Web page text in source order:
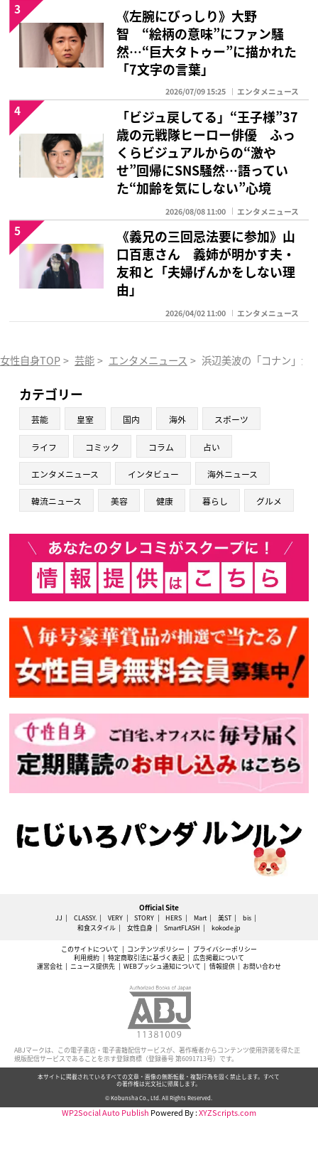
《左腕にびっしり》大野
智 “絵柄の意味”にファン騒
然…“巨大タトゥー”に描かれた
「7文字の言葉」
2026/07/09 15:25 エンタメニュース
3
「ビジュ戻してる」“王子様”37
歳の元戦隊ヒーロー俳優 ふっ
くらビジュアルからの“激や
せ”回帰にSNS騒然…語ってい
た“加齢を気にしない”心境
2026/08/08 11:00 エンタメニュース
4
《義兄の三回忌法要に参加》山
口百恵さん 義姉が明かす夫・
友和と「夫婦げんかをしない理
由」
2026/04/02 11:00 エンタメニュース
5
女性自身TOP > 芸能 > エンタメニュース > 浜辺美波の「コナン」が
カテゴリー
芸能 皇室 国内 海外 スポーツ
ライフ コミック コラム 占い
エンタメニュース インタビュー 海外ニュース
韓流ニュース 美容 健康 暮らし グルメ
Official Site
JJ CLASSY. VERY STORY HERS Mart 美ST
bis
和食スタイル
女性自身 SmartFLASH kokode.jp
このサイトについて コンテンツポリシー
プライバシーポリシー
利用規約
特定商取引法に基づく表記
広告掲載について
運営会社
ニュース提供先 WEBプッシュ通知について 情報提供 お問い合わせ
ABJマークは、この電子書店・電子書籍配信サービスが、著作権者からコンテンツ使用許諾を得た正
規版配信サービスであることを示す登録商標（登録番号 第6091713号）です。
本サイトに掲載されているすべての文章・画像の無断転載・複製行為を固く禁止します。すべて
の著作権は光文社に帰属します。
© Kobunsha Co., Ltd. All Rights Reserved.
WP2Social Auto Publish Powered By :XYZScripts.com